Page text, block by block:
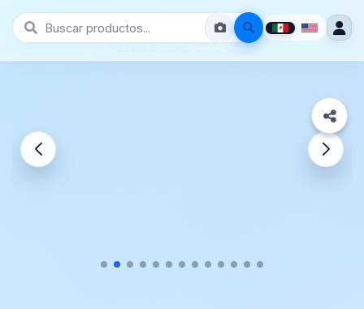
Prive León Guanajuato